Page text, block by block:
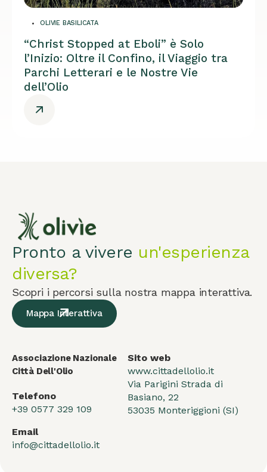
OLIVIE BASILICATA
“Christ Stopped at Eboli” è Solo
l’Inizio: Oltre il Confino, il Viaggio tra
Parchi Letterari e le Nostre Vie
dell’Olio
Pronto a vivere un'esperienza
diversa?
Scopri i percorsi sulla nostra mappa interattiva.
Mappa Interattiva
Associazione Nazionale
Città Dell'Olio
Telefono
+39 0577 329 109
Email
info@cittadellolio.it
Sito web
www.cittadellolio.it
Via Parigini Strada di
Basiano, 22
53035 Monteriggioni (SI)